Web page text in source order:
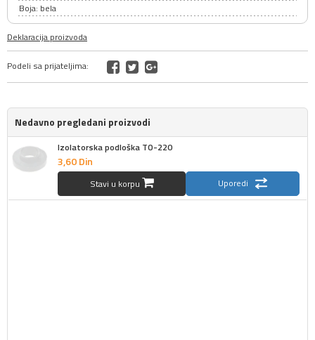
Boja: bela
Deklaracija proizvoda
Podeli sa prijateljima:
Nedavno pregledani proizvodi
Izolatorska podloška TO-220
3,60Din
Stavi u korpu Uporedi